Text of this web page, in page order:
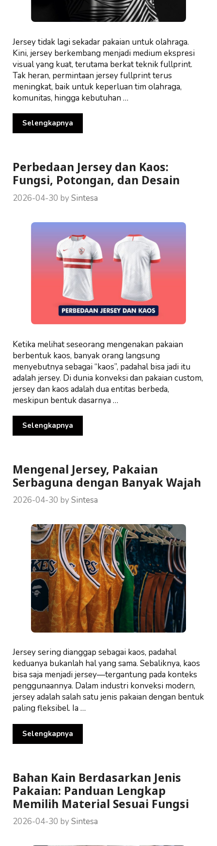
Jersey tidak lagi sekadar pakaian untuk olahraga.
Kini, jersey berkembang menjadi medium ekspresi
visual yang kuat, terutama berkat teknik fullprint.
Tak heran, permintaan jersey fullprint terus
meningkat, baik untuk keperluan tim olahraga,
komunitas, hingga kebutuhan …
Selengkapnya
Perbedaan Jersey dan Kaos:
Fungsi, Potongan, dan Desain
2026-04-30 bySintesa
Ketika melihat seseorang mengenakan pakaian
berbentuk kaos, banyak orang langsung
menyebutnya sebagai “kaos”, padahal bisa jadi itu
adalah jersey. Di dunia konveksi dan pakaian custom,
jersey dan kaos adalah dua entitas berbeda,
meskipun bentuk dasarnya …
Selengkapnya
Mengenal Jersey, Pakaian
Serbaguna dengan Banyak Wajah
2026-04-30 bySintesa
Jersey sering dianggap sebagai kaos, padahal
keduanya bukanlah hal yang sama. Sebaliknya, kaos
bisa saja menjadi jersey—tergantung pada konteks
penggunaannya. Dalam industri konveksi modern,
jersey adalah salah satu jenis pakaian dengan bentuk
paling fleksibel. Ia …
Selengkapnya
Bahan Kain Berdasarkan Jenis
Pakaian: Panduan Lengkap
Memilih Material Sesuai Fungsi
2026-04-30 bySintesa